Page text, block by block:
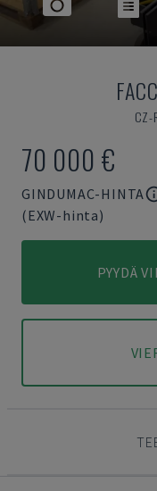
70 000 €
GINDUMAC-HINTA
(EXW-hinta)
PYYDÄ